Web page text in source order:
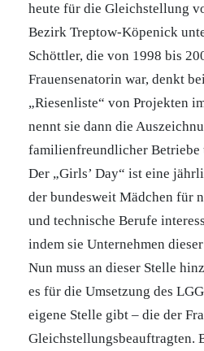
heute für die Gleichstellung
Bezirk Treptow-Köpenick
Schöttler, die von 1998 bis
Frauensenatorin war, denkt
„Riesenliste“ von Projekten
nennt sie dann die
familienfreundlicher Betriebe
Der „Girls’ Day“ ist eine
der bundesweit Mädchen für
und technische Berufe
indem sie Unternehmen
Nun muss an dieser Stelle
es für die Umsetzung des
eigene Stelle gibt – die der
Gleichstellungsbeauftragten.